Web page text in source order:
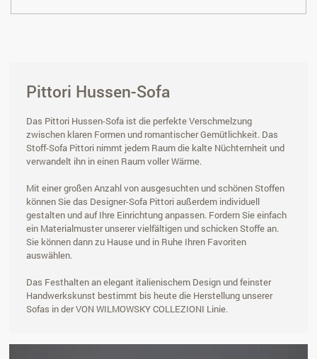
Pittori Hussen-Sofa
Das Pittori Hussen-Sofa ist die perfekte Verschmelzung
zwischen klaren Formen und romantischer Gemütlichkeit. Das
Stoff-Sofa Pittori nimmt jedem Raum die kalte Nüchternheit und
verwandelt ihn in einen Raum voller Wärme.
Mit einer großen Anzahl von ausgesuchten und schönen Stoffen
können Sie das Designer-Sofa Pittori außerdem individuell
gestalten und auf Ihre Einrichtung anpassen. Fordern Sie einfach
ein Materialmuster unserer vielfältigen und schicken Stoffe an.
Sie können dann zu Hause und in Ruhe Ihren Favoriten
auswählen.
Das Festhalten an elegant italienischem Design und feinster
Handwerkskunst bestimmt bis heute die Herstellung unserer
Sofas in der VON WILMOWSKY COLLEZIONI Linie.